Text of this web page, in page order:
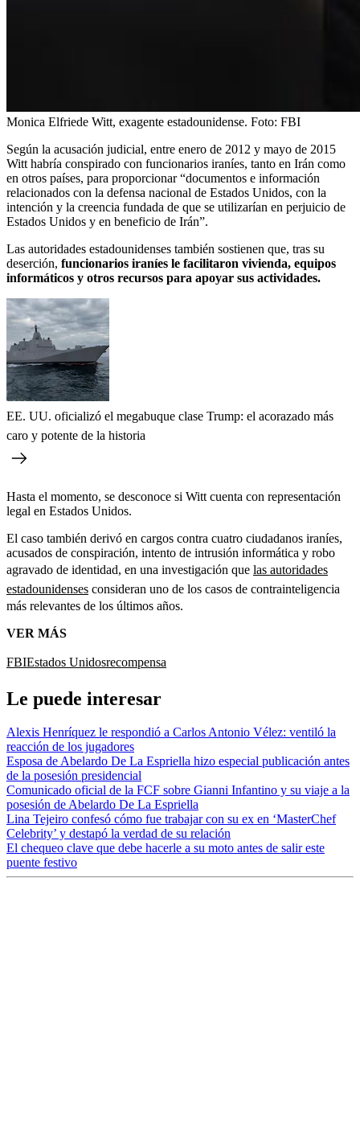
Monica Elfriede Witt, exagente estadounidense. Foto: FBI
Según la acusación judicial, entre enero de 2012 y mayo de 2015
Witt habría conspirado con funcionarios iraníes, tanto en Irán como
en otros países, para proporcionar “documentos e información
relacionados con la defensa nacional de Estados Unidos, con la
intención y la creencia fundada de que se utilizarían en perjuicio de
Estados Unidos y en beneficio de Irán”.
Las autoridades estadounidenses también sostienen que, tras su
deserción, funcionarios iraníes le facilitaron vivienda, equipos
informáticos y otros recursos para apoyar sus actividades.
EE. UU. oficializó el megabuque clase Trump: el acorazado más
caro y potente de la historia
Hasta el momento, se desconoce si Witt cuenta con representación
legal en Estados Unidos.
El caso también derivó en cargos contra cuatro ciudadanos iraníes,
acusados de conspiración, intento de intrusión informática y robo
agravado de identidad, en una investigación que las autoridades
estadounidenses consideran uno de los casos de contrainteligencia
más relevantes de los últimos años.
VER MÁS
FBIEstados Unidosrecompensa
Le puede interesar
Alexis Henríquez le respondió a Carlos Antonio Vélez: ventiló la
reacción de los jugadores
Esposa de Abelardo De La Espriella hizo especial publicación antes
de la posesión presidencial
Comunicado oficial de la FCF sobre Gianni Infantino y su viaje a la
posesión de Abelardo De La Espriella
Lina Tejeiro confesó cómo fue trabajar con su ex en ‘MasterChef
Celebrity’ y destapó la verdad de su relación
El chequeo clave que debe hacerle a su moto antes de salir este
puente festivo